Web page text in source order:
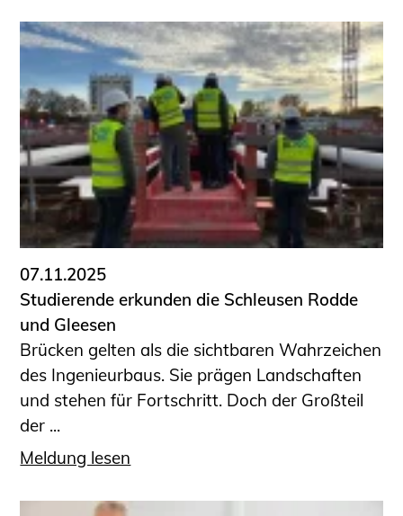
Sachverständige
Prüfsachverständige
Qualifizierte Tragwerksplaner/-innen
Bauvorlageberechtigte
Sachkundige für Zustands- und
Funktionsprüfung privater
Abwasserleitungen
Vereinbarungen mit
Ingenieurkammern
Büronachfolge
Zusatzqualifikationen
Geschützter Bereich
Informationen für Auftraggeber und
Verbraucher
Ingenieursuche (Mitglieder der IK-Bau
NRW)
Fachlisten
07.11.2025
Studierende erkunden die Schleusen Rodde
und Gleesen
Brücken gelten als die sichtbaren Wahrzeichen
des Ingenieurbaus. Sie prägen Landschaften
und stehen für Fortschritt. Doch der Großteil
der ...
Meldung lesen